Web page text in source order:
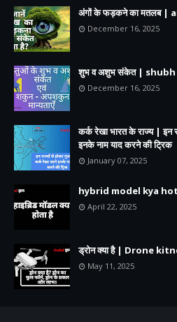
अंगों के फड़कने का मतलब
December 16, 2025
शुभ व अशुभ संकेत |
December 16, 2025
कर्क रेखा भारत के राज्य | इन
इनके नाम याद करने की ट्रिक
January 07, 2025
hybrid model kya hota
April 22, 2025
ड्रोन क्या है | Drone
May 11, 2025